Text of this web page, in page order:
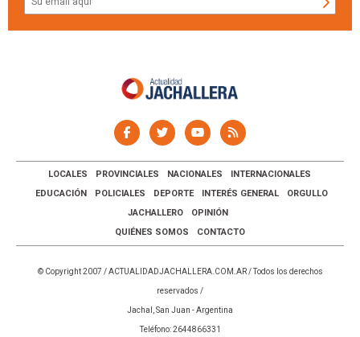
LOCALES PROVINCIALES NACIONALES
INTERNACIONALES
EDUCACIÓN
POLICIALES DEPORTE INTERÉS GENERAL
ORGULLO
JACHALLERO
OPINIÓN
QUIÉNES SOMOS
CONTACTO
© Copyright 2007 /ACTUALIDADJACHALLERA.COM.AR/ Todos los derechos
reservados /
Jachal, San Juan - Argentina
Teléfono: 2644866331